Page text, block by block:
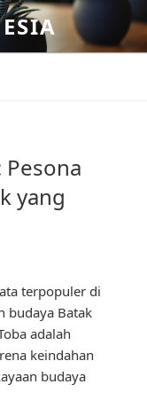
Pesona
yang
terpopuler di
budaya Batak
adalah
keindahan
budaya